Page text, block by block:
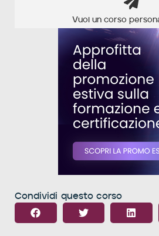
Vuoi un corso
Condividi questo corso